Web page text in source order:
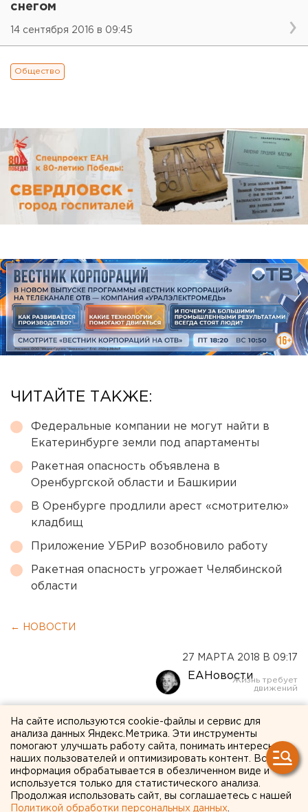
снегом
14 сентября 2016 в 09:45
Общество
ЧИТАЙТЕ ТАКЖЕ:
Федеральные компании не могут найти в
Екатеринбурге земли под апартаменты
Ракетная опасность объявлена в
Оренбургской области и Башкирии
В Оренбурге продлили арест «смотрителю»
кладбищ
Приложение УБРиР возобновило работу
Ракетная опасность угрожает Челябинской
области
← НОВОСТИ
27 МАРТА 2018 В 09:17
ЕАНовости
Жизнь без начальников.
Три истории свердловских
идейных бродяг
На сайте используются cookie-файлы и сервис для
анализа данных Яндекс.Метрика. Эти инструменты
помогают улучшать работу сайта, понимать интересы
наших пользователей и оптимизировать контент. Вся
информация обрабатывается в обезличенном виде и
используется только для статистического анализа.
Продолжая использовать сайт, вы соглашаетесь с нашей
Политикой обработки персональных данных